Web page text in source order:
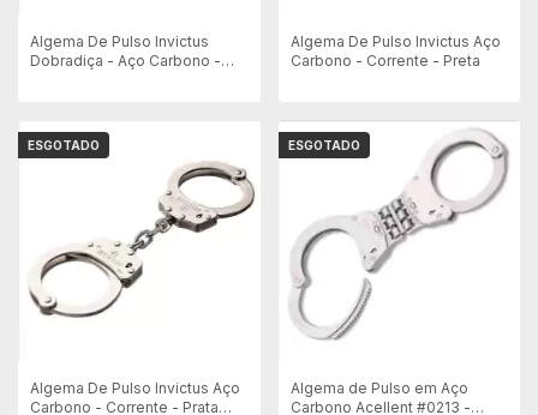
Algema De Pulso Invictus
Dobradiça - Aço Carbono -
Algema De Pulso Invictus Aço
Carbono - Corrente - Preta
ESGOTADO
Algema De Pulso Invictus Aço
Carbono - Corrente - Prata
ESGOTADO
Algema de Pulso em Aço
Carbono Acellent #0213 -